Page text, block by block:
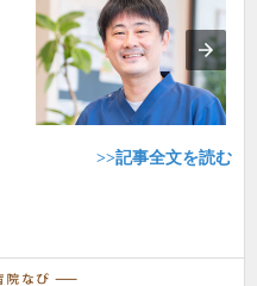
>>記事全文を読む